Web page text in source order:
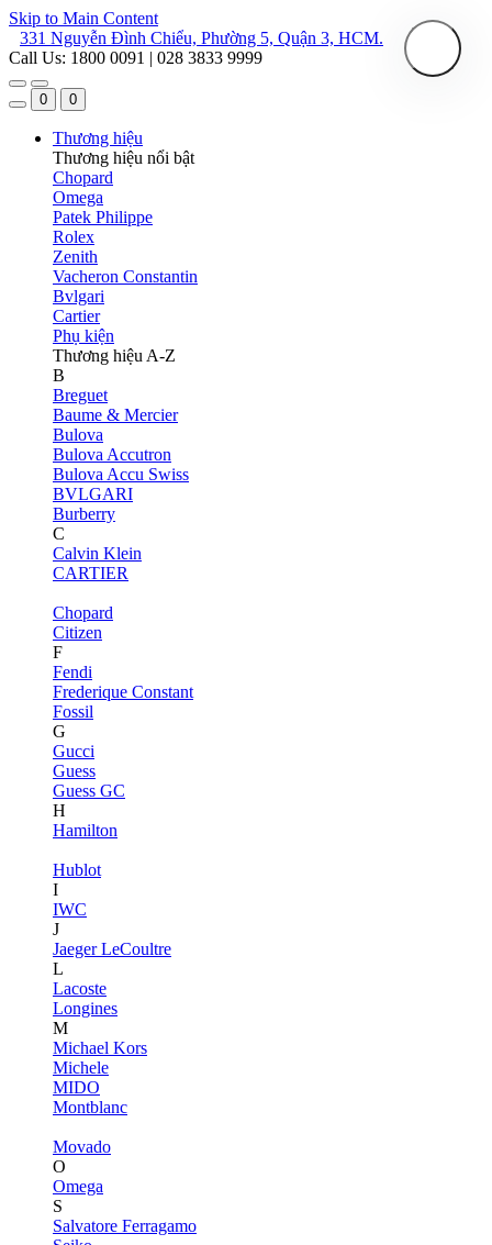
Skip to Main Content
331 Nguyễn Đình Chiểu, Phường 5, Quận 3, HCM.
Call Us: 1800 0091 | 028 3833 9999
0 0
Thương hiệu
Thương hiệu nổi bật
Chopard
Omega
Patek Philippe
Rolex
Zenith
Vacheron Constantin
Bvlgari
Cartier
Phụ kiện
Thương hiệu A-Z
B
Breguet
Baume & Mercier
Bulova
Bulova Accutron
Bulova Accu Swiss
BVLGARI
Burberry
C
Calvin Klein
CARTIER
Chopard
Citizen
F
Fendi
Frederique Constant
Fossil
G
Gucci
Guess
Guess GC
H
Hamilton
Hublot
I
IWC
J
Jaeger LeCoultre
L
Lacoste
Longines
M
Michael Kors
Michele
MIDO
Montblanc
Movado
O
Omega
S
Salvatore Ferragamo